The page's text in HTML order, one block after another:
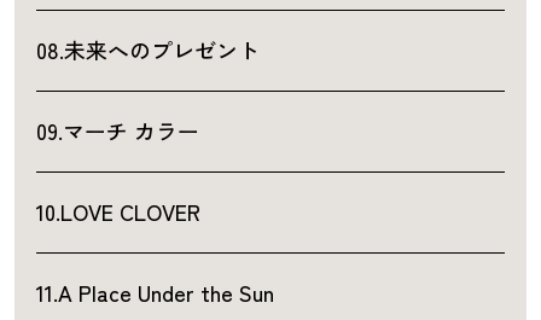
08.未来へのプレゼント
09.マーチ カラー
10.LOVE CLOVER
11.A Place Under the Sun